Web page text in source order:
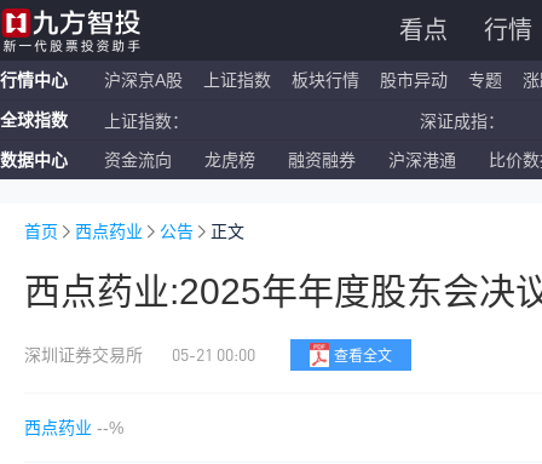
看点 行情
行情中心 沪深京A股 上证指数 板块行情 股市异动 专题
全球指数 上证指数： 深证成指：
恒生指数： 国企指数：
数据中心 资金流向 龙虎榜 融资融券 沪深港通 比价
首页 西点药业 公告 正文
西点药业:2025年年度股东会决
深圳证券交易所 05-21 00:00 查看全文
西点药业 --%